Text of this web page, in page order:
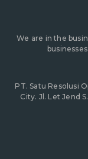
We are in the
PT. Satu Resolusi
City. Jl. Let Jend